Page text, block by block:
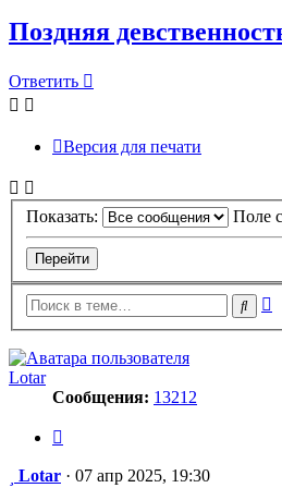
Поздняя
Ответить
Версия для печати
Показать: Поле
Поиск
Lotar
Сообщения: 13212
Сообщение
Lotar · 07 апр 2025, 19:30